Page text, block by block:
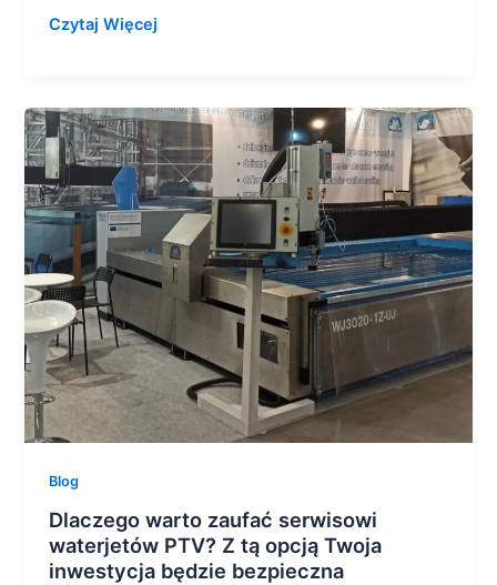
Czytaj Więcej
Blog
Dlaczego warto zaufać serwisowi
waterjetów PTV? Z tą opcją Twoja
inwestycja będzie bezpieczna
Dlaczego
warto
zaufać
serwisowi
waterjetów
PTV?
Z
tą
opcją
Twoja
inwestycja
będzie
bezpieczna